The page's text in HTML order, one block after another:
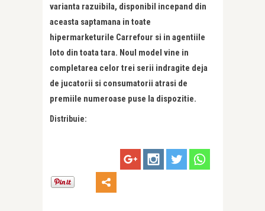
varianta razuibila, disponibil incepand din
aceasta saptamana in toate
hipermarketurile Carrefour si in agentiile
loto din toata tara. Noul model vine in
completarea celor trei serii indragite deja
de jucatorii si consumatorii atrasi de
premiile numeroase puse la dispozitie.
Distribuie: